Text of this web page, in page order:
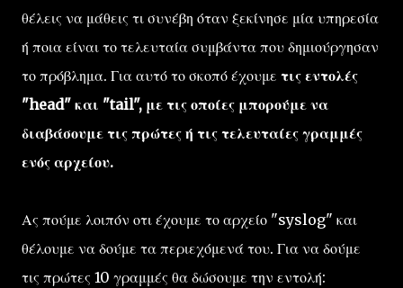
θέλεις να μάθεις τι συνέβη όταν ξεκίνησε μία υπηρεσία
ή ποια είναι το τελευταία συμβάντα που δημιούργησαν
το πρόβλημα. Για αυτό το σκοπό έχουμε τις εντολές
"head" και "tail", με τις οποίες μπορούμε να
διαβάσουμε τις πρώτες ή τις τελευταίες γραμμές
ενός αρχείου.
Ας πούμε λοιπόν οτι έχουμε το αρχείο "syslog" και
θέλουμε να δούμε τα περιεχόμενά του. Για να δούμε
τις πρώτες 10 γραμμές θα δώσουμε την εντολή: